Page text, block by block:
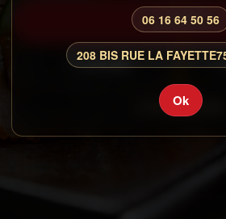
06 16 64 50 56
208 BIS RUE LA FAYETTE
Ok
CARTE
GALERIE
CONNEXION